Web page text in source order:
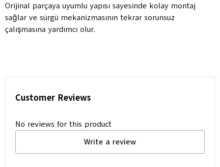
Orijinal parçaya uyumlu yapısı sayesinde kolay montaj
sağlar ve sürgü mekanizmasının tekrar sorunsuz
çalışmasına yardımcı olur.
Customer Reviews
No reviews for this product
Write a review